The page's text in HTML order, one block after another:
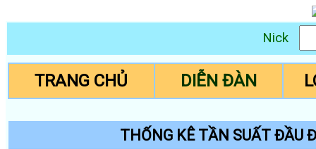
Nick
TRANG CHỦ DIỄN ĐÀN
THỐNG KÊ TẦN SUẤT ĐẦU